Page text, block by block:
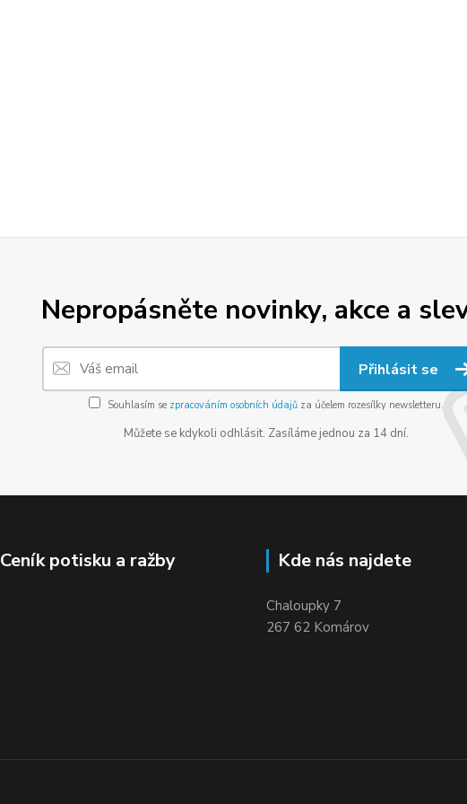
Nepropásněte novinky, akce a
Přihlásit se
Souhlasím se zpracováním osobních údajů za účelem rozesílky newsletteru.
Můžete se kdykoli odhlásit. Zasíláme jednou za 14 dní.
Ceník potisku a ražby Kde nás najdete
Chaloupky 7
267 62 Komárov